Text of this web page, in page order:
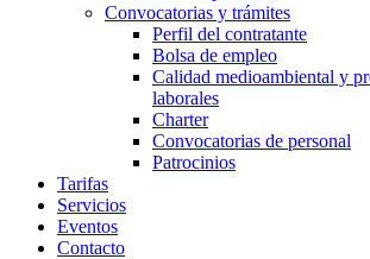
Convocatorias y trámites
Perfil del contratante
Bolsa de empleo
Calidad medioambiental y
laborales
Charter
Convocatorias de personal
Patrocinios
Tarifas
Servicios
Eventos
Contacto